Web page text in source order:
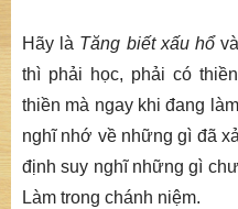
Hãy là Tăng biết xấu hổ
thì phải học, phải có
thiền mà ngay khi đang
nghĩ nhớ về những gì đã
định suy nghĩ những gì
Làm trong chánh niệm.